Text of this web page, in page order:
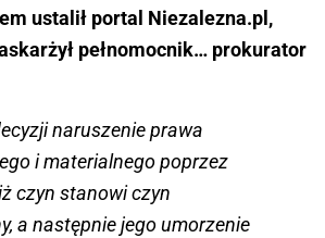
ustalił portal Niezalezna.pl,
pełnomocnik… prokurator
naruszenie prawa
i materialnego poprzez
czyn stanowi czyn
a następnie jego umorzenie